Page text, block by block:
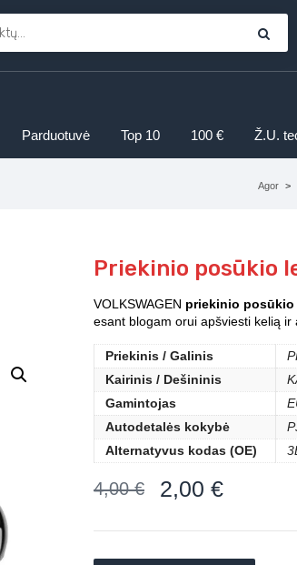
Parduotuvė Top 10 100 € Ž.U.
Agor
Priekinio posūkio
VOLKSWAGEN priekinio
esant blogam orui apšviesti kelią
Priekinis / Galinis
Kairinis / Dešininis
Gamintojas
Autodetalės kokybė
Alternatyvus kodas (OE)
4,00€ 2,00 €